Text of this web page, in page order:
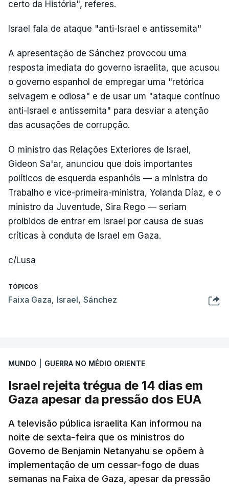
certo da História", referes.
Israel fala de ataque "anti-Israel e antissemita"
A apresentação de Sánchez provocou uma
resposta imediata do governo israelita, que acusou
o governo espanhol de empregar uma "retórica
selvagem e odiosa" e de usar um "ataque contínuo
anti-Israel e antissemita" para desviar a atenção
das acusações de corrupção.
O ministro das Relações Exteriores de Israel,
Gideon Sa'ar, anunciou que dois importantes
políticos de esquerda espanhóis — a ministra do
Trabalho e vice-primeira-ministra, Yolanda Díaz, e o
ministro da Juventude, Sira Rego — seriam
proibidos de entrar em Israel por causa de suas
críticas à conduta de Israel em Gaza.
c/Lusa
TÓPICOS
Faixa Gaza, Israel,Sánchez
MUNDO GUERRA NO MÉDIO ORIENTE
Israel rejeita trégua de 14 dias em
Gaza apesar da pressão dos EUA
A televisão pública israelita Kan informou na
noite de sexta-feira que os ministros do
Governo de Benjamin Netanyahu se opõem à
implementação de um cessar-fogo de duas
semanas na Faixa de Gaza, apesar da pressão